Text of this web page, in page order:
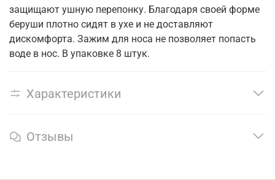
защищают ушную перепонку. Благодаря своей форме
беруши плотно сидят в ухе и не доставляют
дискомфорта. Зажим для носа не позволяет попасть
воде в нос. В упаковке 8 штук.
Характеристики
Отзывы